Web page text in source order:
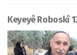
Keyeyê Roboskî